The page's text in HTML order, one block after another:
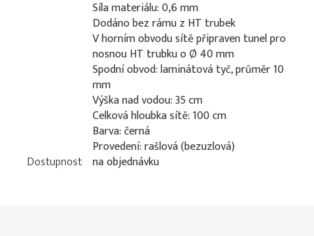
Síla materiálu: 0,6 mm
Dodáno bez rámu z HT trubek
V horním obvodu sítě připraven tunel pro
nosnou HT trubku o Ø 40 mm
Spodní obvod: laminátová tyč, průměr 10
mm
Výška nad vodou: 35 cm
Celková hloubka sítě: 100 cm
Barva: černá
Provedení: rašlová (bezuzlová)
Dostupnost na objednávku